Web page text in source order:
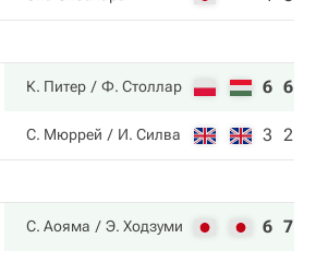
К. Питер Ф. Столлар 6 6
С. Мюррей И. Силва 3 2
С. Аояма Э. Ходзуми 6 7